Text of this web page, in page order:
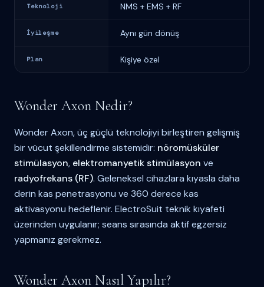
Teknoloji NMS + EMS + RF
İyileşme Aynı gün dönüş
Plan Kişiye özel
Wonder Axon Nedir?
Wonder Axon, üç güçlü teknolojiyi birleştiren gelişmiş
bir vücut şekillendirme sistemidir: nöromüsküler
stimülasyon, elektromanyetik stimülasyon ve
radyofrekans (RF). Geleneksel cihazlara kıyasla daha
derin kas penetrasyonu ve 360 derece kas
aktivasyonu hedeflenir. ElectroSuit teknik kıyafeti
üzerinden uygulanır; seans sırasında aktif egzersiz
yapmanız gerekmez.
Wonder Axon Nasıl Yapılır?